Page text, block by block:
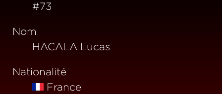
#73
Nom
HACALA Lucas
Nationalité
France